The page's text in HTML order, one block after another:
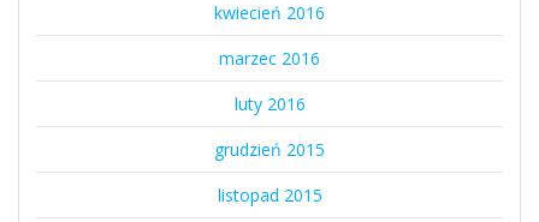
kwiecień 2016
marzec 2016
luty 2016
grudzień 2015
listopad 2015